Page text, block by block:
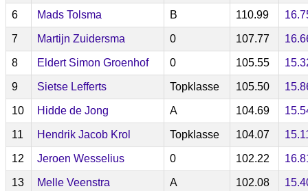
6 Mads Tolsma B 110.99
7 Martijn Zuidersma 0 107.77
8 Eldert Simon Groenhof 0 105.55
9 Sietse Lefferts Topklasse 105.50
10 Hidde de Jong A 104.69
11 Hendrik Jacob Krol Topklasse 104.07
12 Jeroen Wesselius 0 102.22
13 Melle Veenstra A 102.08